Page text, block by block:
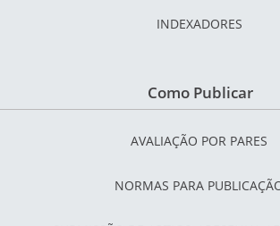
INDEXADORES
Como Publicar
AVALIAÇÃO POR PARES
NORMAS PARA